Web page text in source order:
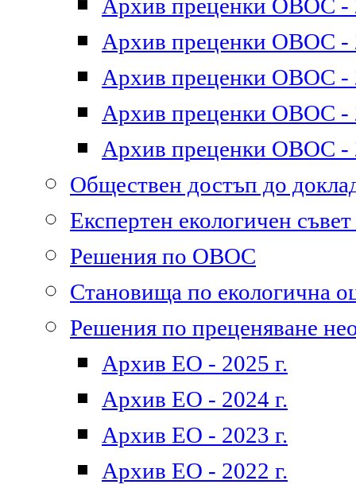
Архив преценки ОВОС -
Архив преценки ОВОС -
Архив преценки ОВОС -
Архив преценки ОВОС -
Архив преценки ОВОС -
Обществен достъп до
Експертен екологичен
Решения по ОВОС
Становища по екологична
Решения по преценяване
Архив ЕО - 2025 г.
Архив ЕО - 2024 г.
Архив ЕО - 2023 г.
Архив ЕО - 2022 г.